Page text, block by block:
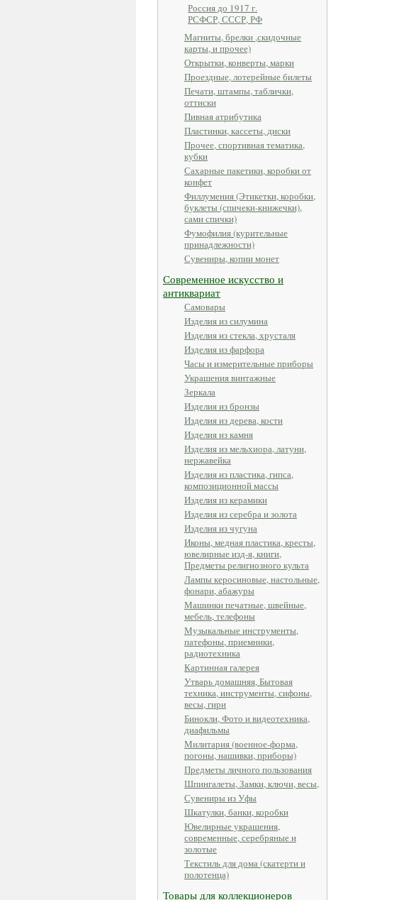
Россия до 1917 г.
РСФСР, СССР, РФ
Магниты, брелки ,скидочные
карты, и прочее)
Открытки, конверты, марки
Проездные, лотерейные билеты
Печати, штампы, таблички,
оттиски
Пивная атрибутика
Пластинки, кассеты, диски
Прочее, спортивная тематика,
кубки
Сахарные пакетики, коробки от
конфет
Филлумения (Этикетки, коробки,
буклеты (спичеки-книжечки),
сами спички)
Фумофилия (курительные
принадлежности)
Сувениры, копии монет
Современное искусство и
антиквариат
Самовары
Изделия из силумина
Изделия из стекла, хрусталя
Изделия из фарфора
Часы и измерительные приборы
Украшения винтажные
Зеркала
Изделия из бронзы
Изделия из дерева, кости
Изделия из камня
Изделия из мельхиора, латуни,
нержавейка
Изделия из пластика, гипса,
композиционной массы
Изделия из керамики
Изделия из серебра и золота
Изделия из чугуна
Иконы, медная пластика, кресты,
ювелирные изд-я, книги,
Предметы религиозного культа
Лампы керосиновые, настольные,
фонари, абажуры
Машинки печатные, швейные,
мебель, телефоны
Музыкальные инструменты,
патефоны, приемники,
радиотехника
Картинная галерея
Утварь домашняя, Бытовая
техника, инструменты, сифоны,
весы, гири
Бинокли, Фото и видеотехника,
диафильмы
Милитария (военное-форма,
погоны, нашивки, приборы)
Предметы личного пользования
Шпингалеты, Замки, ключи, весы,
Сувениры из Уфы
Шкатулки, банки, коробки
Ювелирные украшения,
современные, серебряные и
золотые
Текстиль для дома (скатерти и
полотенца)
Товары для коллекционеров